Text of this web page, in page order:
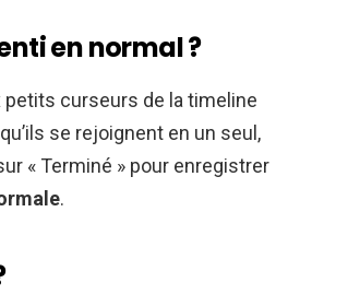
en normal ?
petits curseurs de la timeline
se rejoignent en un seul,
« Terminé » pour enregistrer
.